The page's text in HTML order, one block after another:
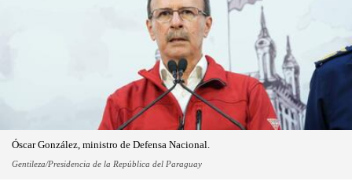
Óscar González, ministro de Defensa Nacional.
Gentileza/Presidencia de la República del Paraguay